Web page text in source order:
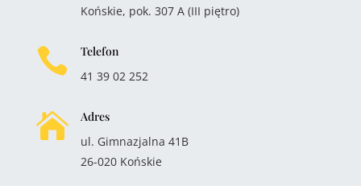
Końskie, pok. 307 A (III piętro)

Telefon
41 39 02 252

Adres
ul. Gimnazjalna 41B
26-020 Końskie